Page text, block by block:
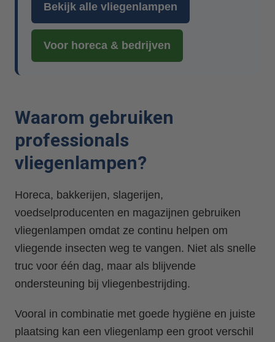
Bekijk alle vliegenlampen
Voor horeca & bedrijven
Waarom gebruiken
professionals
vliegenlampen?
Horeca, bakkerijen, slagerijen,
voedselproducenten en magazijnen gebruiken
vliegenlampen omdat ze continu helpen om
vliegende insecten weg te vangen. Niet als snelle
truc voor één dag, maar als blijvende
ondersteuning bij vliegenbestrijding.
Vooral in combinatie met goede hygiëne en juiste
plaatsing kan een vliegenlamp een groot verschil